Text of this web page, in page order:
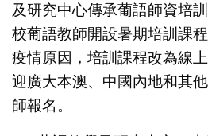
及研究中心傳承葡語師資培
校葡語教師開設暑期培訓課
疫情原因，培訓課程改為線
迎廣大本澳、中國內地和其
師報名。